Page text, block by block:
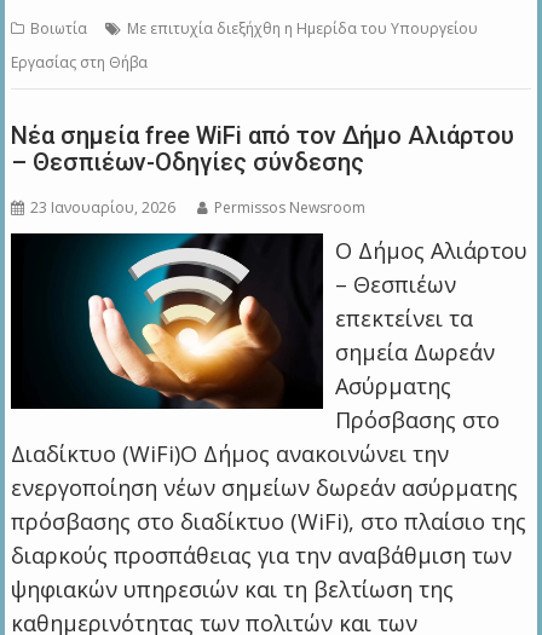
Βοιωτία
Mε επιτυχία διεξήχθη η Ημερίδα του Υπουργείου
Εργασίας στη Θήβα
Νέα σημεία free WiFi από τον Δήμο Αλιάρτου
– Θεσπιέων-Οδηγίες σύνδεσης
23 Ιανουαρίου, 2026 Permissos Newsroom
Ο Δήμος Αλιάρτου
– Θεσπιέων
επεκτείνει τα
σημεία Δωρεάν
Ασύρματης
Πρόσβασης στο
Διαδίκτυο (WiFi)Ο Δήμος ανακοινώνει την
ενεργοποίηση νέων σημείων δωρεάν ασύρματης
πρόσβασης στο διαδίκτυο (WiFi), στο πλαίσιο της
διαρκούς προσπάθειας για την αναβάθμιση των
ψηφιακών υπηρεσιών και τη βελτίωση της
καθημερινότητας των πολιτών και των